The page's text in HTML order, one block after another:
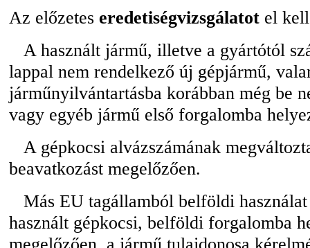
Az előzetes eredetiségvizsgálatot el
A használt jármű, illetve a gyártótól
lappal nem rendelkező új gépjármű,
járműnyilvántartásba korábban még be
vagy egyéb jármű első forgalomba
A gépkocsi alvázszámának
beavatkozást megelőzően.
Más EU tagállamból belföldi
használt gépkocsi, belföldi forgalomba